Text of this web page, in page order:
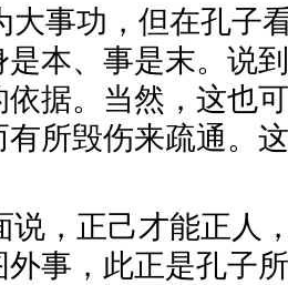
大事功，但在孔子
是本、事是末。说
依据。当然，这也
所毁伤来疏通。
说，正己才能正人
事，此正是孔子